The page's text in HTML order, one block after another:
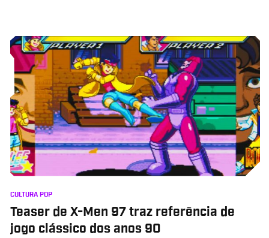
CULTURA POP
Teaser de X-Men 97 traz referência de
jogo clássico dos anos 90